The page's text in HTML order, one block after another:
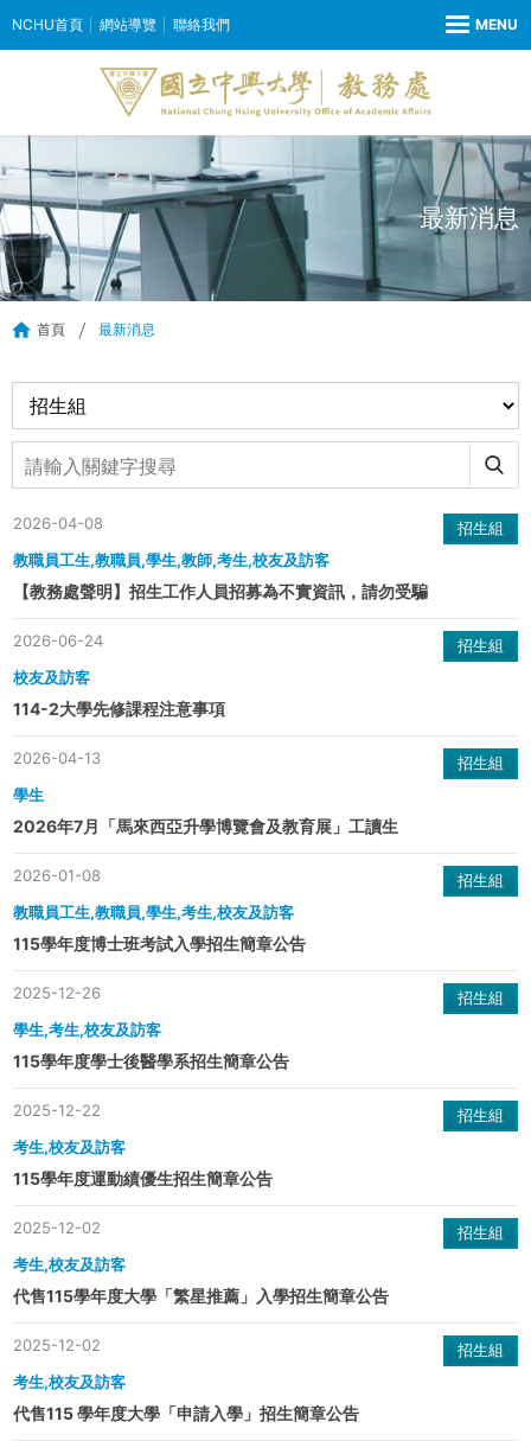
NCHU首頁 網站導覽 聯絡我們
最新消息
首頁 最新消息
招生組
教職員工生,教職員,學生,教師,考生,校友及訪客
2026-04-08
【教務處聲明】招生工作人員招募為不實資訊，請勿受騙
招生組
校友及訪客
2026-06-24
114-2大學先修課程注意事項
招生組
學生
2026-04-13
2026年7月「馬來西亞升學博覽會及教育展」工讀生
招生組
教職員工生,教職員,學生,考生,校友及訪客
2026-01-08
115學年度博士班考試入學招生簡章公告
招生組
學生,考生,校友及訪客
2025-12-26
115學年度學士後醫學系招生簡章公告
招生組
考生,校友及訪客
2025-12-22
115學年度運動績優生招生簡章公告
招生組
考生,校友及訪客
2025-12-02
代售115學年度大學「繁星推薦」入學招生簡章公告
招生組
考生,校友及訪客
2025-12-02
代售115 學年度大學「申請入學」招生簡章公告